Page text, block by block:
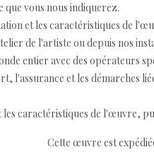
vous nous indiquerez.
et les caractéristiques de
de l'artiste ou depuis nos
entier avec des opérateurs
l'assurance et les démarches
les caractéristiques de l'œuvre,
Cette œuvre est